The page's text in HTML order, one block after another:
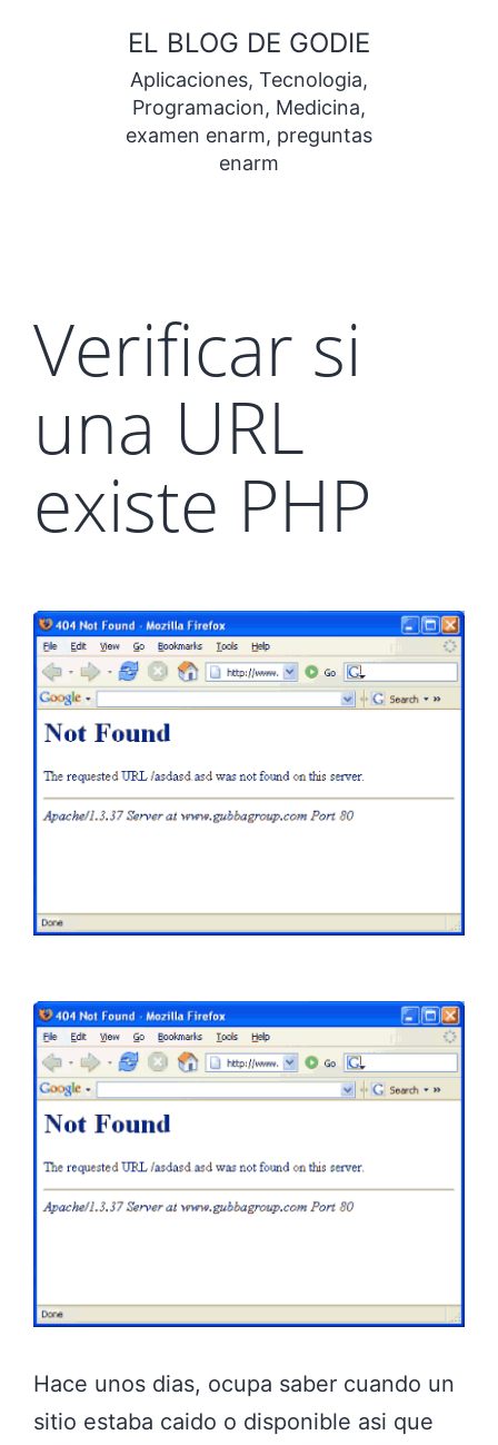
contenido
EL BLOG DE GODIE
Aplicaciones, Tecnologia,
Programacion, Medicina,
examen enarm, preguntas
enarm
Verificar si
una URL
existe PHP
Hace unos dias, ocupa saber cuando un
sitio estaba caido o disponible asi que